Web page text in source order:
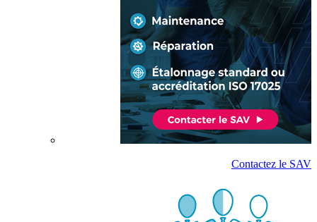
Contactez le SAV